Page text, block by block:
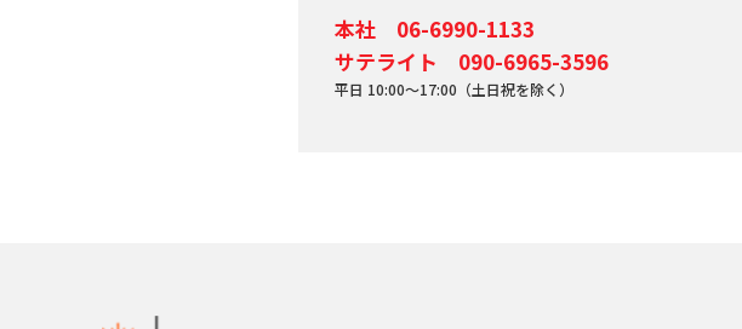
本社 06-6990-1133
サテライト 090-6965-3596
平日 10:00～17:00（土日祝を除く）